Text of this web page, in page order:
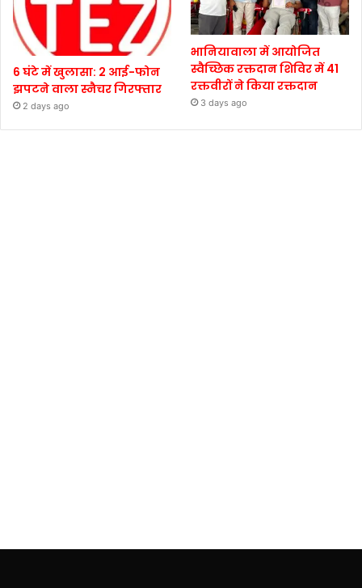
6 घंटे में खुलासा: 2 आई-फोन
झपटने वाला स्नैचर गिरफ्तार
2 days ago
भानियावाला में आयोजित
स्वैच्छिक रक्तदान शिविर में 41
रक्तवीरों ने किया रक्तदान
3 days ago